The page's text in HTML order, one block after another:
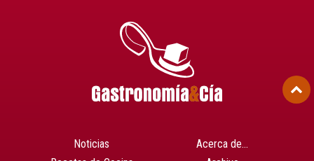
Noticias
Acerca de…